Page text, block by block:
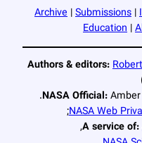
Archive |Submissions |
Education |
Authors & editors:
NASA Official:
.
NASA Web
;
A service of:
,